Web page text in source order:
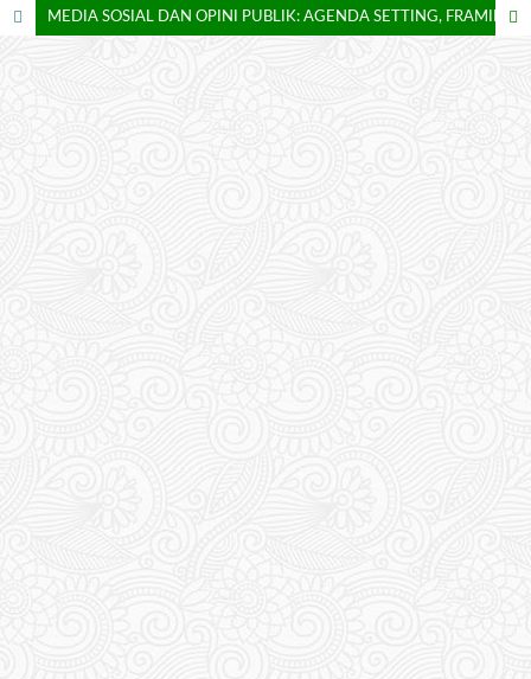
MEDIA SOSIAL DAN OPINI PUBLIK: AGENDA SETTING, FRAMING, DAN HEGEMONI DI ERA DIGITAL